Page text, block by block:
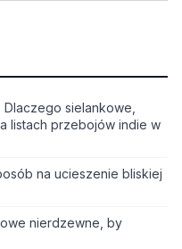
sielankowe,
listach przebojów indie w
na ucieszenie bliskiej
nierdzewne, by